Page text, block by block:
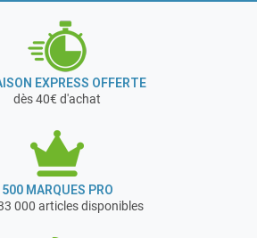
EXPRESS OFFERTE
dès 40€ d'achat
500 MARQUES PRO
000 articles disponibles